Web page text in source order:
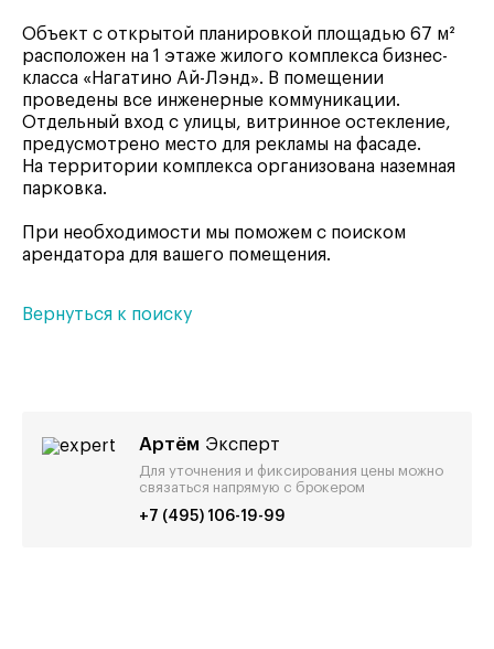
Объект с открытой планировкой площадью 67 м²
расположен на 1 этаже жилого комплекса бизнес-
класса «Нагатино Ай-Лэнд». В помещении
проведены все инженерные коммуникации.
Отдельный вход с улицы, витринное остекление,
предусмотрено место для рекламы на фасаде.
На территории комплекса организована наземная
парковка.
При необходимости мы поможем с поиском
арендатора для вашего помещения.
Вернуться к поиску
Артём Эксперт
Для уточнения и фиксирования цены можно
связаться напрямую с брокером
+7 (495) 106-19-99